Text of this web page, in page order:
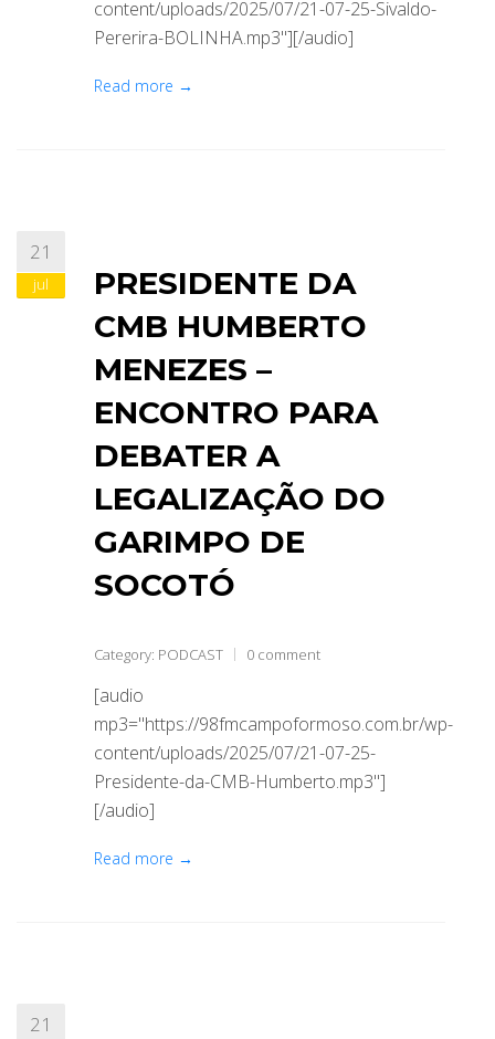
content/uploads/2025/07/21-07-25-Sivaldo-
Pererira-BOLINHA.mp3"][/audio]
Read more →
21
jul
PRESIDENTE DA
CMB HUMBERTO
MENEZES –
ENCONTRO PARA
DEBATER A
LEGALIZAÇÃO DO
GARIMPO DE
SOCOTÓ
Category: PODCAST 0 comment
[audio
mp3="https://98fmcampoformoso.com.br/wp-
content/uploads/2025/07/21-07-25-
Presidente-da-CMB-Humberto.mp3"]
[/audio]
Read more →
21